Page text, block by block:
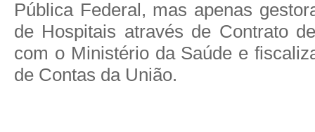
Pública Federal, mas apenas
de Hospitais através de Contrato
com oMinistério da Saúde e
de Contas da União.